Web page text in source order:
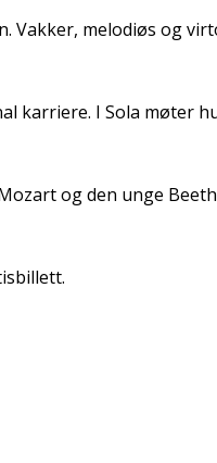
melodiøs og
I Sola møter
og den unge